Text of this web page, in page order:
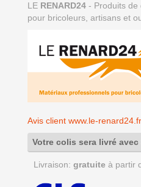
LE RENARD24 - Produits de
pour bricoleurs, artisans et
Avis client www.le-renard24.fr
Votre colis sera livré avec
Livraison: gratuite à partir